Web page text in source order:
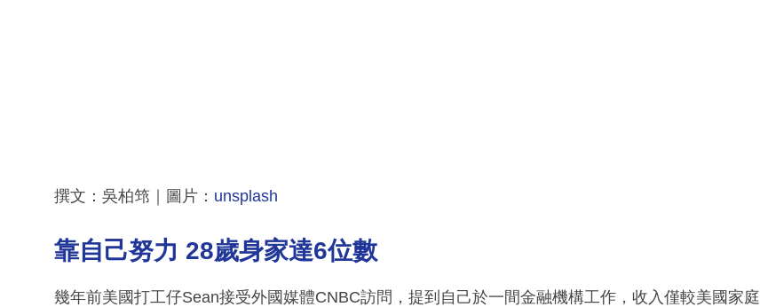
撰文：吳柏筇｜圖片： unsplash
靠自己努力 28歲身家達6位數
幾年前美國打工仔Sean接受外國媒體CNBC訪問，提到自己於一間金融機構工作，收入僅較美國家庭